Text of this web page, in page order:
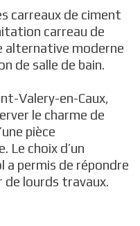
carreaux de ciment
carreau de
alternative moderne
de salle de bain.
Valery-en-Caux,
le charme de
pièce
Le choix d’un
a permis de répondre
de lourds travaux.